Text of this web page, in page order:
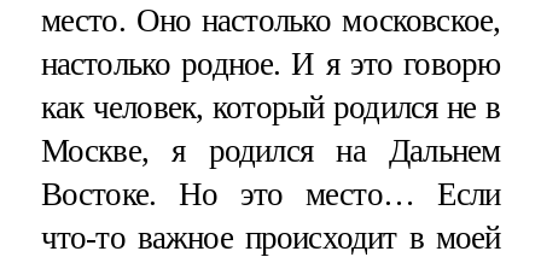
место. Оно настолько московское,
настолько родное. И я это говорю
как человек, который родился не в
Москве, я родился на Дальнем
Востоке. Но это место… Если
что-то важное происходит в моей